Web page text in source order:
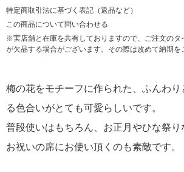
特定商取引法に基づく表記（返品など）
この商品について問い合わせる
※実店舗と在庫を共有しておりますので、ご注文のタ
が欠品する場合がございます。その際は改めて納期を
梅の花をモチーフに作られた、ふんわり
る色合いがとても可愛らしいです。
普段使いはもちろん、お正月やひな祭
お祝いの席にお使い頂くのも素敵です。